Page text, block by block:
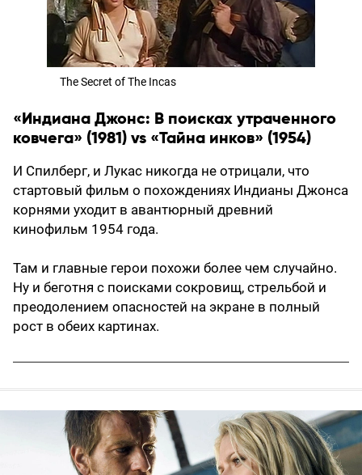
The Secret of The Incas
«Индиана Джонс: В поисках утраченного
ковчега» (1981) vs «Тайна инков» (1954)
И Спилберг, и Лукас никогда не отрицали, что
стартовый фильм о похождениях Индианы Джонса
корнями уходит в авантюрный древний
кинофильм 1954 года.
Там и главные герои похожи более чем случайно.
Ну и беготня с поисками сокровищ, стрельбой и
преодолением опасностей на экране в полный
рост в обеих картинах.